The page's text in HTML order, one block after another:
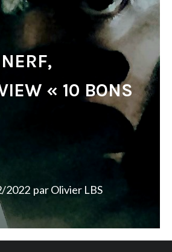
« 10 BONS
2022 parOlivier LBS